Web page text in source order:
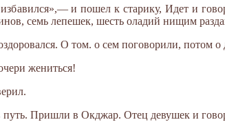
избавился»,— и пошел к старику, Идет и
семь лепешек, шесть оладий нищим
О том. о сем поговорили, потом о
жениться!
путь. Пришли в Окджар. Отец девушек и